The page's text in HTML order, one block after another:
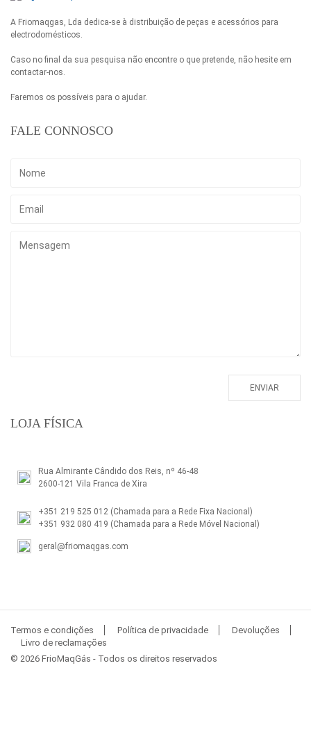
A Friomaqgas, Lda dedica-se à distribuição de peças e acessórios para
electrodomésticos.
Caso no final da sua pesquisa não encontre o que pretende, não hesite em
contactar-nos.
Faremos os possíveis para o ajudar.
FALE CONNOSCO
LOJA FÍSICA
Rua Almirante Cândido dos Reis, nº 46-48
2600-121 Vila Franca de Xira
+351 219 525 012 (Chamada para a Rede Fixa Nacional)
+351 932 080 419 (Chamada para a Rede Móvel Nacional)
geral@friomaqgas.com
Termos e condições Política de privacidade
Devoluções
Livro de reclamações
© 2026 FrioMaqGás - Todos os direitos reservados